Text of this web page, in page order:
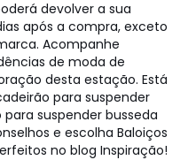
devolver a sua
após a compra, exceto
Acompanhe
de moda de
desta estação. Está
para suspender
suspender busseda
e escolha Baloiços
no blog Inspiração!